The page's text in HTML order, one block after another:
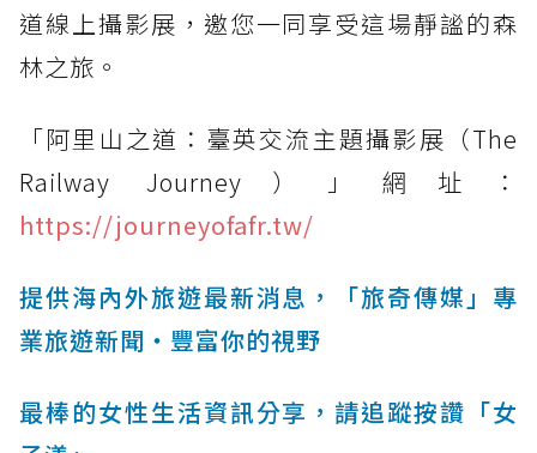
道線上攝影展，邀您一同享受這場靜謐的森
林之旅。
「阿里山之道：臺英交流主題攝影展（The
Railway Journey）」網址：
https://journeyofafr.tw/
提供海內外旅遊最新消息，「旅奇傳媒」專
業旅遊新聞‧豐富你的視野
最棒的女性生活資訊分享，請追蹤按讚「女